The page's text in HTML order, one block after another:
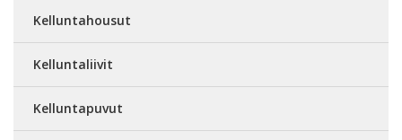
Kelluntahousut
Kelluntaliivit
Kelluntapuvut